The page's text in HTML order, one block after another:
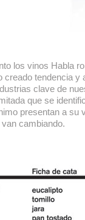
los vinos Habla
creado tendencia y
clave de
que se
presentan a su
cambiando.